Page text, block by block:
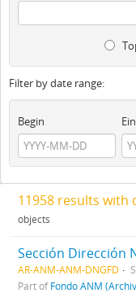
Filter by date range:
Begin
11958 results with
objects
AR-ANM-ANM-DNGFD
Part ofFondo ANM